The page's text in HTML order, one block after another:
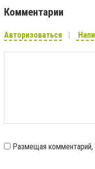
Комментарии
Авторизоваться
Размещая